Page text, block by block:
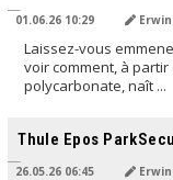
01.06.26 10:29
Laissez-vous
voir comment, à
polycarbonate, naît ...
Thule Epos
26.05.26 06:45